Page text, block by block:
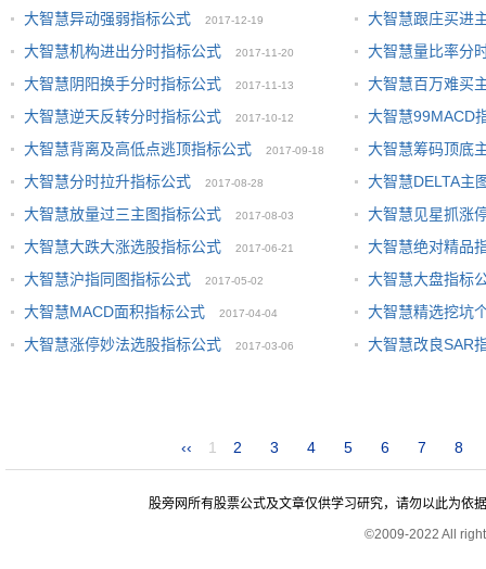
大智慧异动强弱指标公式
2017-12-19
大智慧跟庄买进
大智慧机构进出分时指标公式
2017-11-20
大智慧量比率分
大智慧阴阳换手分时指标公式
2017-11-13
大智慧百万难买
大智慧逆天反转分时指标公式
2017-10-12
大智慧99MACD
大智慧背离及高低点逃顶指标公式
2017-09-18
大智慧筹码顶底
大智慧分时拉升指标公式
2017-08-28
大智慧DELTA主
大智慧放量过三主图指标公式
2017-08-03
大智慧见星抓涨
大智慧大跌大涨选股指标公式
2017-06-21
大智慧绝对精品
大智慧沪指同图指标公式
2017-05-02
大智慧大盘指标
大智慧MACD面积指标公式
2017-04-04
大智慧精选挖坑
大智慧涨停妙法选股指标公式
2017-03-06 大智慧改良SAR
‹‹ 1 2 3 4 5 6 7 8
股旁网所有股票公式及文章仅供学习研究，请勿以此为依
©2009-2022 All